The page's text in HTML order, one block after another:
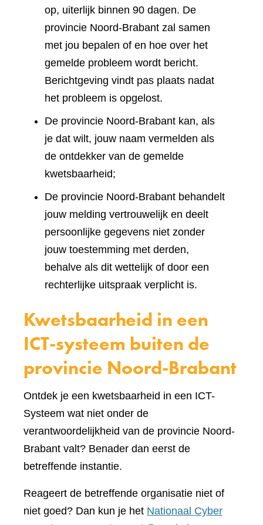
op, uiterlijk binnen 90 dagen. De
provincie Noord-Brabant zal samen
met jou bepalen of en hoe over het
gemelde probleem wordt bericht.
Berichtgeving vindt pas plaats nadat
het probleem is opgelost.
De provincie Noord-Brabant kan, als
je dat wilt, jouw naam vermelden als
de ontdekker van de gemelde
kwetsbaarheid;
De provincie Noord-Brabant behandelt
jouw melding vertrouwelijk en deelt
persoonlijke gegevens niet zonder
jouw toestemming met derden,
behalve als dit wettelijk of door een
rechterlijke uitspraak verplicht is.
Kwetsbaarheid in een
ICT-systeem buiten de
provincie Noord-Brabant
Ontdek je een kwetsbaarheid in een ICT-
Systeem wat niet onder de
verantwoordelijkheid van de provincie Noord-
Brabant valt? Benader dan eerst de
betreffende instantie.
Reageert de betreffende organisatie niet of
niet goed? Dan kun je het Nationaal Cyber